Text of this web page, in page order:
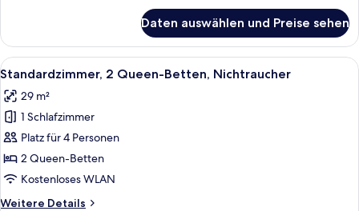
1 King-
Bett,
Nichtraucher
Daten auswählen und Preise sehen
Alle
Fotos
für
Standardzimmer,
2 Queen-
Betten,
Nichtraucher
Hochwertige Bettwaren,
8
Standardzimmer, 2 Queen-Betten, Nichtraucher
29 m²
1 Schlafzimmer
Platz für 4 Personen
2 Queen-Betten
Kostenloses WLAN
Weitere Details
Weitere